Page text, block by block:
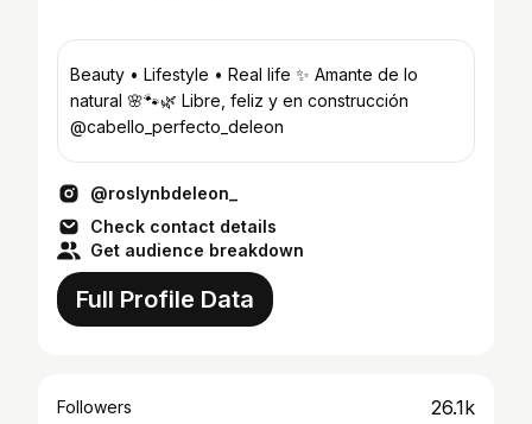
Beauty • Lifestyle • Real life ✨ Amante de lo
natural 🌸🐾🌿 Libre, feliz y en construcción
@cabello_perfecto_deleon
@roslynbdeleon_
Check contact details
Get audience breakdown
Full Profile Data
Followers 26.1k